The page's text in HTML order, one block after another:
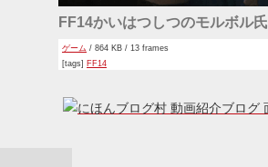
FF14かいはつしつのモルボル氏
ゲーム / 864 KB / 13 frames
[tags] FF14